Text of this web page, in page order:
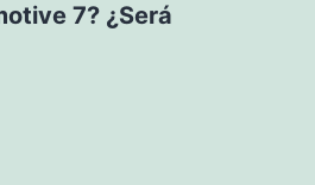
7? ¿Será